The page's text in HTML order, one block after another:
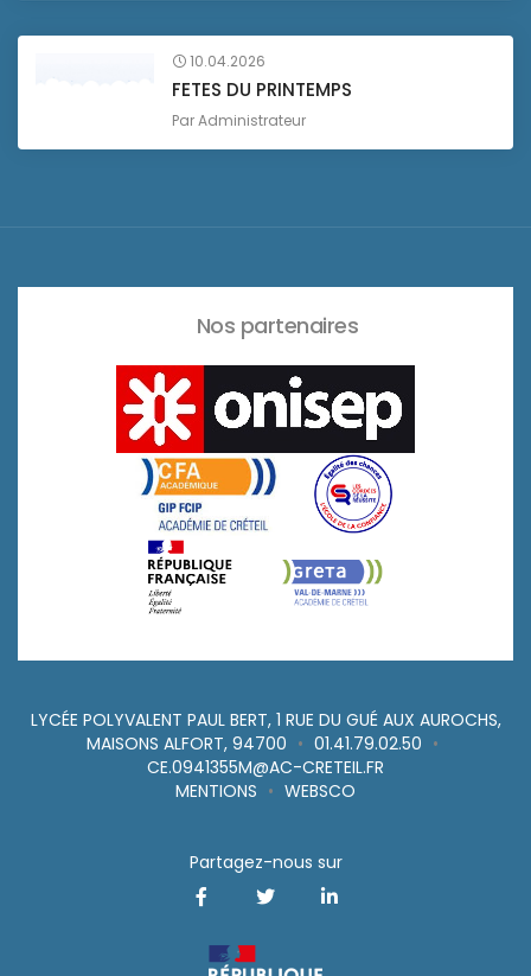
10.04.2026
FETES DU PRINTEMPS
ParAdministrateur
Nos partenaires
LYCÉE POLYVALENT PAUL BERT, 1 RUE DU GUÉ AUX AUROCHS,
MAISONS ALFORT, 94700 • 01.41.79.02.50 •
CE.0941355M@AC-CRETEIL.FR
MENTIONS • WEBSCO
Partagez-nous sur